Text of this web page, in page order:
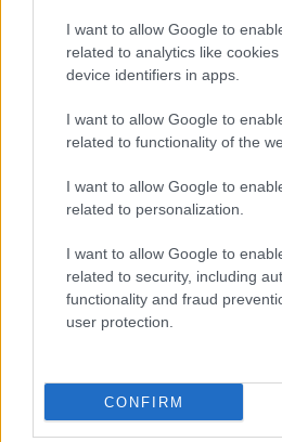
I want to allow Google to
related to analytics like
device identifiers in apps.
I want to allow Google to
related to functionality of the
I want to allow Google to
related to personalization.
I want to allow Google to
related to security, including
functionality and fraud
user protection.
CONFIRM
Αυστηρό μήνυμα του
Παράλληλα, ο Αμερικανός
Μπάιντεν διεμήνυσε
αναλαμβάνει «δράση» σε
κυριαρχία της», με
επιδείνωση τις
σχέσεων ανάμεσα στην
Πεκίνο, εξαιτίας της
μπαλονιού στην
οποίο εντέλει
Ο κ. Μπάιντεν, κατά τη
του για την Κατάσταση
Κογκρέσο χθες Τρίτη το